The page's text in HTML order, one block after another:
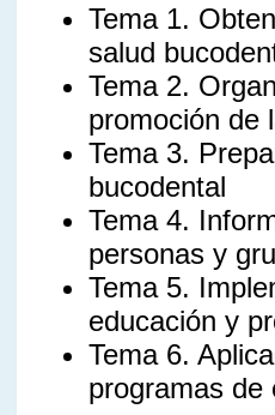
Tema 1.
salud
Tema 2.
promoción de
Tema 3.
bucodental
Tema 4.
personas y
Tema 5.
educación y
Tema 6.
programas de